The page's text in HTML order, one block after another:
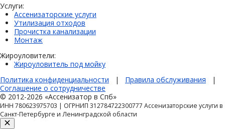
Услуги:
Ассенизаторские услуги
Утилизация отходов
Прочистка канализации
Монтаж
Жироуловители:
Жироуловитель под мойку
Политика конфиденциальности | Правила обслуживания |
Соглашение о сотрудничестве
© 2012-2026 «Ассенизатор в Спб»
ИНН 780623975703 | ОГРНИП 312784722300777 Ассенизаторские услуги в
Санкт-Петербурге и Ленинградской области